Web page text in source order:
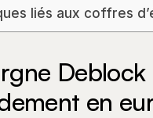
liés aux coffres
en